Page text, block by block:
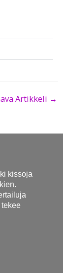
Artikkeli →
kissoja